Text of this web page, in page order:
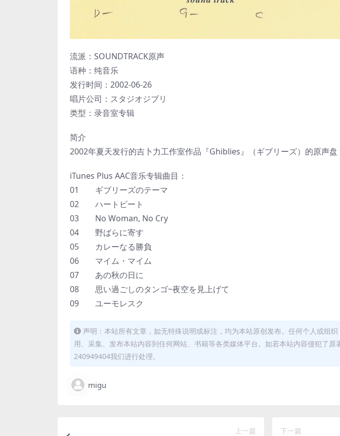
流派：SOUNDTRACK原声
语种：纯音乐
发行时间：2002-06-26
唱片公司：スタジオジブリ
类型：录音室专辑
简介
2002年夏天发行的吉卜力工作室作品『Ghiblies』（ギブリーズ）的原声盘
iTunes Plus AAC音乐专辑曲目：
01 ギブリーズのテーマ
02 ハートビート
03 No Woman, No Cry
04 野ばらに寄す
05 カレーなる勝負
06 マイム・マイム
07 あの秋の日に
08 思い過ごしのタンゴ~夜空を見上げて
09 ユーモレスク
声明：本站所有文章，如无特殊说明或标注，均为本站原创发布。任何个人或组
用、采集、发布本站内容到任何网站、书籍等各类媒体平台。如若本站内容侵犯了原
240949404我们进行处理。
migu
上一篇 下一篇